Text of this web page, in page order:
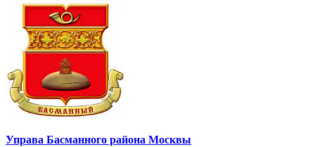
Управа Басманного района Москвы